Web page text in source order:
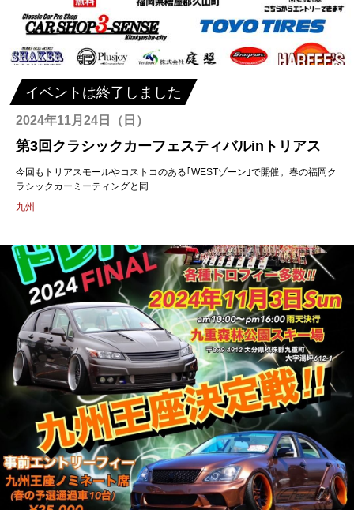
イベントは終了しました
2024年11月24日（日）
第3回クラシックカーフェスティバルinトリアス
今回もトリアスモールやコストコのある｢WESTゾーン｣で開催。春の福岡ク
ラシックカーミーティングと同...
九州